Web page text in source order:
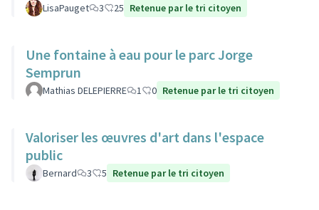
LisaPauget 3 25 Retenue par le tri citoyen
Une fontaine à eau pour le parc Jorge
Semprun
Mathias DELEPIERRE 1 0 Retenue par le tri citoyen
Valoriser les œuvres d'art dans l'espace
public
Bernard 3 5 Retenue par le tri citoyen